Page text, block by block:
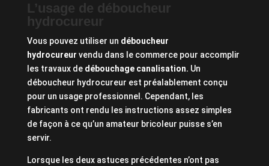
L’usage de déboucheur
hydrocureur
Vous pouvez utiliser un déboucheur
hydrocureur vendu dans le commerce pour accomplir
les travaux de débouchage canalisation. Un
déboucheur hydrocureur est préalablement conçu
pour un usage professionnel. Cependant, les
fabricants ont rendu les instructions assez simples
de façon à ce qu’un amateur bricoleur puisse s’en
servir.
Lorsque les deux astuces précédentes n’ont pas